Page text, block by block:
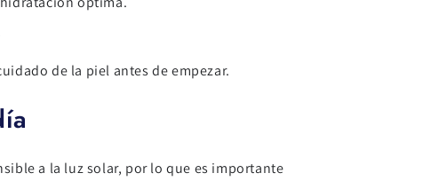
de la piel antes de empezar.
a la luz solar, por lo que es importante